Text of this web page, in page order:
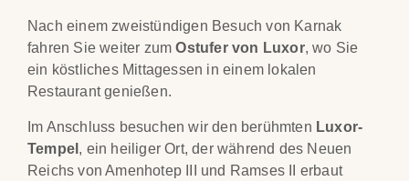
Nach einem zweistündigen Besuch von Karnak
fahren Sie weiter zumOstufer von Luxor, wo Sie
ein köstliches Mittagessen in einem lokalen
Restaurant genießen.
Im Anschluss besuchen wir den berühmten Luxor-
Tempel , ein heiliger Ort, der während des Neuen
Reichs von Amenhotep III und Ramses II erbaut